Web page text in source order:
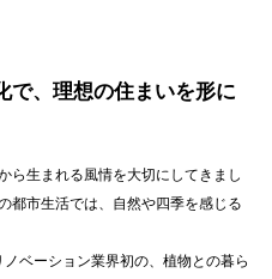
で、理想の住まいを形に
ら生まれる風情を大切にしてきまし
都市生活では、自然や四季を感じる
ベーション業界初の、植物との暮ら